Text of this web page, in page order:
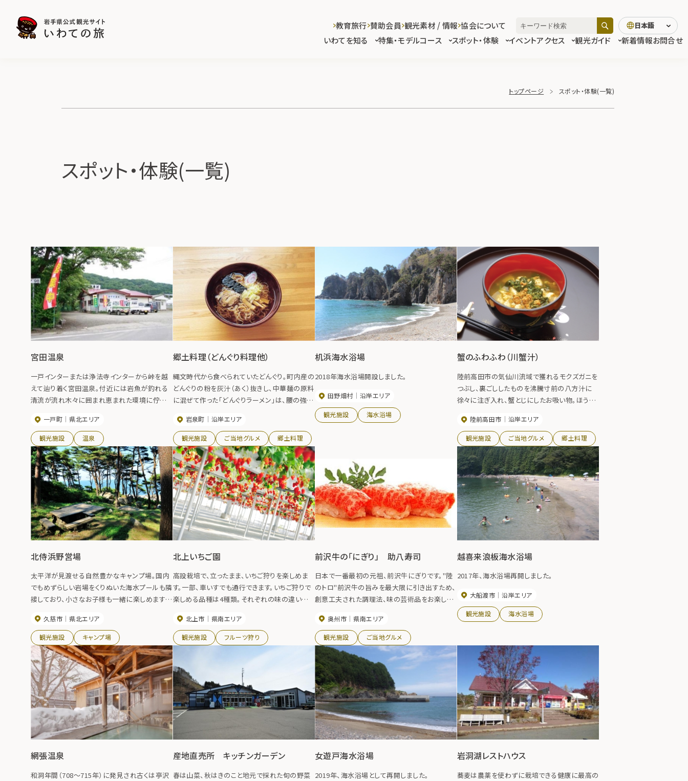
いわてを知る 特集・モデルコース スポット・体験 イベントアクセス 観光ガイド 新着情報お問合せ
教育旅行 賛助会員 観光素材 / 情報 協会について 日本語
トップページ スポット・体験(一覧)
スポット・体験(一覧)
宮田温泉
一戸インターまたは浄法寺インターから峠を越
えて辿り着く宮田温泉。付近には岩魚が釣れる
清流が流れ木々に囲まれ恵まれた環境に佇む。
トリウム）を多量に含みお湯はツルツルとした肌
触り。また食塩分も比較的多くリウマチなどに効
能がある。二酸化炭素の含有量も多いので血行
を良くし体がよく温まるという。近くの町から定期
的に通ってくる常連客もいるほど。
一戸町 県北エリア
観光施設 温泉
郷土料理（どんぐり料理他）
縄文時代から食べられていたどんぐり。町内産の
どんぐりの粉を灰汁（あく）抜きし、中華麺の原料
に混ぜて作った「どんぐりラーメン」は、腰の強さ
田楽もあります。
岩泉町 沿岸エリア
観光施設 ご当地グルメ 郷土料理
机浜海水浴場
2018年海水浴場開設しました。
田野畑村 沿岸エリア
観光施設 海水浴場
蟹のふわふわ（川蟹汁）
陸前高田市の気仙川流域で獲れるモクズガニを
つぶし、裏ごししたものを沸騰寸前の八方汁に
徐々に注ぎ入れ、蟹とじにしたお吸い物。ほうれ
よってそれぞれの味わい方がある。
陸前高田市 沿岸エリア
観光施設 ご当地グルメ 郷土料理
北侍浜野営場
太平洋が見渡せる自然豊かなキャンプ場。国内
でもめずらしい岩場をくりぬいた海水プールも隣
接しており、小さなお子様も一緒に楽しめます。
水プール：7月下旬～8月
久慈市 県北エリア
観光施設 キャンプ場
北上いちご園
高設栽培で、立ったまま、いちご狩りを楽しめま
す。一部、車いすでも通行できます。いちご狩りで
楽しめる品種は4種類。それぞれの味の違いを
すことが出来ます。採れたていちごの販売もして
います。
北上市 県南エリア
観光施設 フルーツ狩り
前沢牛の「にぎり」 助八寿司
日本で一番最初の元祖、前沢牛にぎりです。"陸
のトロ"前沢牛の旨みを最大限に引き出すため、
創意工夫された調理法、味の芸術品をお楽しみ
奥州市 県南エリア
観光施設 ご当地グルメ
越喜来浪板海水浴場
2017年、海水浴場再開しました。
大船渡市 沿岸エリア
観光施設 海水浴場
網張温泉
和洞年間（708～715年）に発見され古くは亭沢
産地直売所 キッチンガーデン
春は山菜、秋はきのこと地元で採れた旬の野菜
女遊戸海水浴場
2019年、海水浴場として再開しました。
岩洞湖レストハウス
蕎麦は農薬を使わずに栽培できる健康に最高の